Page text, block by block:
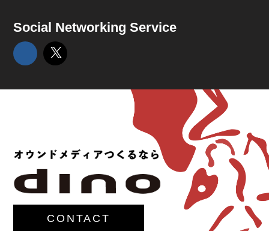
Social Networking Service
CONTACT